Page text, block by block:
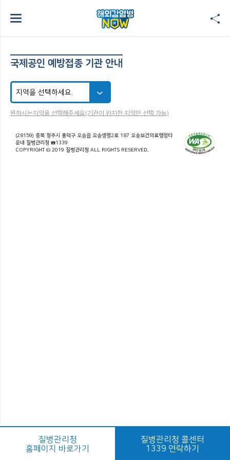
국제공인 예방접종 기관 안내
원하시는지역을 선택해주세요(기관이 위치한 지역만 선택 가능)
(28159) 충북 청주시 흥덕구 오송읍 오송생명2로 187 오송보건의료행정타
운내 질병관리청 ☎1339
COPYRIGHT © 2019 질병관리청 ALL RIGHTS RESERVED.
질병관리청
홈페이지 바로가기
질병관리청 콜센터
1339 연락하기